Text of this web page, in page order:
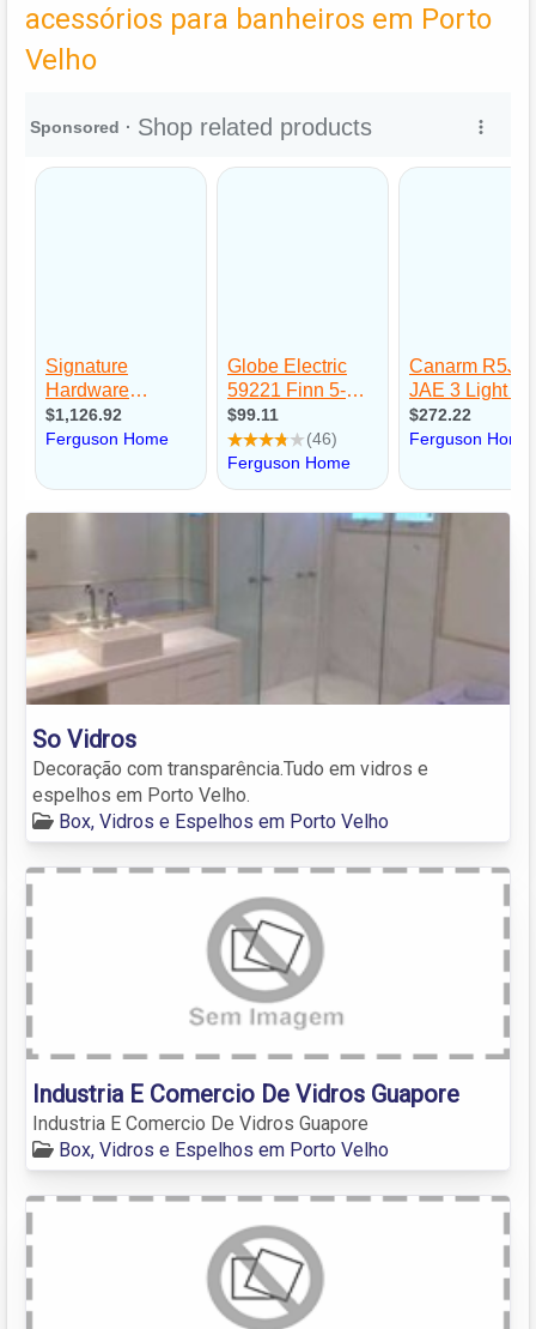
acessórios para banheiros em Porto
Velho
So Vidros
Decoração com transparência.Tudo em vidros e
espelhos em Porto Velho.
Box, Vidros e Espelhos em Porto Velho
Industria E Comercio De Vidros Guapore
Industria E Comercio De Vidros Guapore
Box, Vidros e Espelhos em Porto Velho